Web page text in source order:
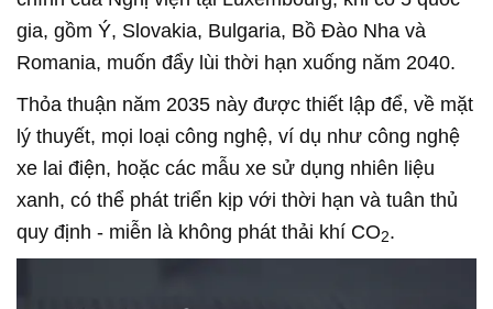
gia, gồm Ý, Slovakia, Bulgaria, Bồ Đào Nha và
Romania, muốn đẩy lùi thời hạn xuống năm 2040.
Thỏa thuận năm 2035 này được thiết lập để, về mặt
lý thuyết, mọi loại công nghệ, ví dụ như công nghệ
xe lai điện, hoặc các mẫu xe sử dụng nhiên liệu
xanh, có thể phát triển kịp với thời hạn và tuân thủ
quy định - miễn là không phát thải khí CO2.